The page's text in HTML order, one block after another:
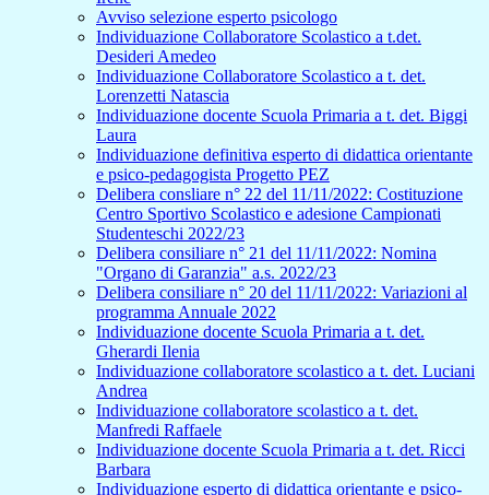
Avviso selezione esperto psicologo
Individuazione Collaboratore Scolastico a t.det.
Desideri Amedeo
Individuazione Collaboratore Scolastico a t. det.
Lorenzetti Natascia
Individuazione docente Scuola Primaria a t. det. Biggi
Laura
Individuazione definitiva esperto di didattica orientante
e psico-pedagogista Progetto PEZ
Delibera consliare n° 22 del 11/11/2022: Costituzione
Centro Sportivo Scolastico e adesione Campionati
Studenteschi 2022/23
Delibera consiliare n° 21 del 11/11/2022: Nomina
"Organo di Garanzia" a.s. 2022/23
Delibera consiliare n° 20 del 11/11/2022: Variazioni al
programma Annuale 2022
Individuazione docente Scuola Primaria a t. det.
Gherardi Ilenia
Individuazione collaboratore scolastico a t. det. Luciani
Andrea
Individuazione collaboratore scolastico a t. det.
Manfredi Raffaele
Individuazione docente Scuola Primaria a t. det. Ricci
Barbara
Individuazione esperto di didattica orientante e psico-